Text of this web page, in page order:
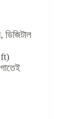
ডিজিটাল